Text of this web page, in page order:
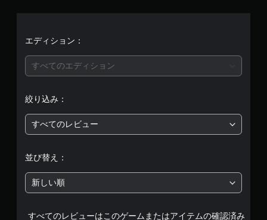
段
階
の
3
エディション：
すべてのエディション
絞り込み：
すべてのレビュー
並び替え：
新しい順
すべてのレビューはこのゲームまたはアイテムの確認済み